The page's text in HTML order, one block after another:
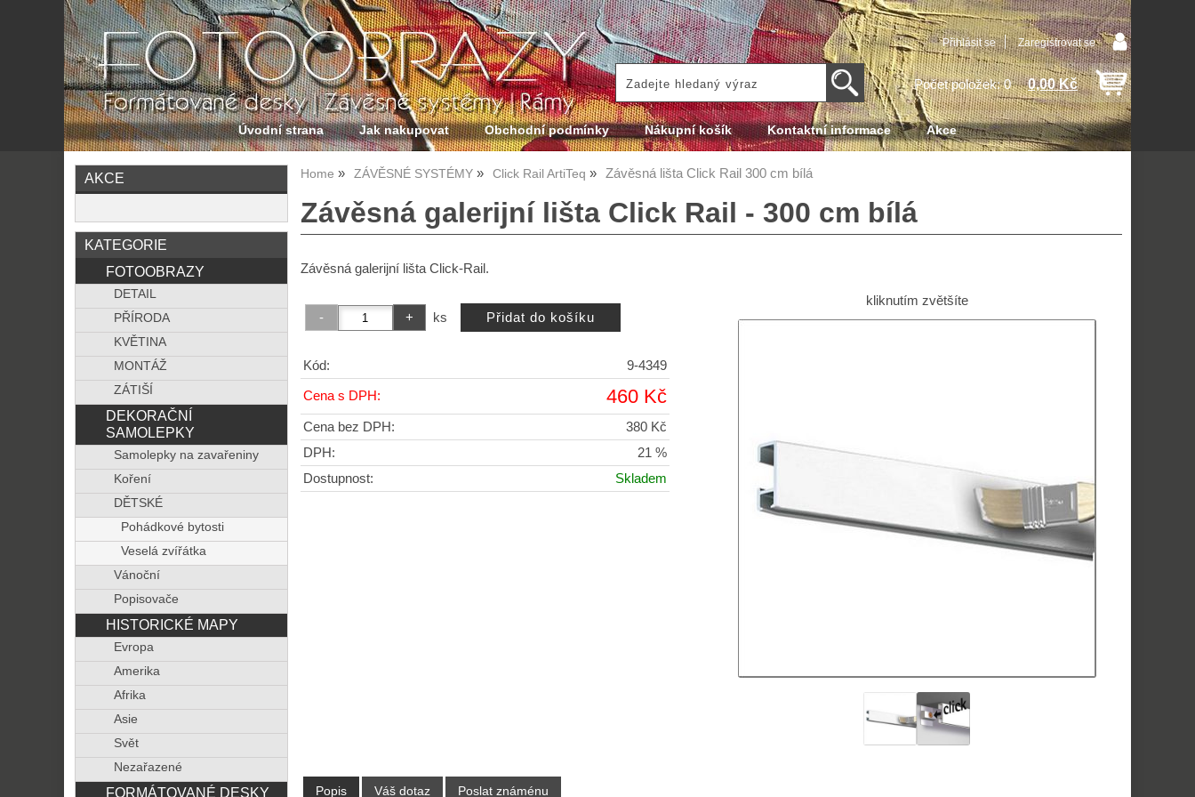
Přihlásit se Zaregistrovat se
Počet položek: 0 0,00 Kč
Úvodní strana Jak nakupovat Obchodní podmínky Nákupní košík Kontaktní informace Akce
Home ZÁVĚSNÉ SYSTÉMY Click Rail ArtiTeq Závěsná lišta Click Rail 300 cm bílá
Závěsná galerijní lišta Click Rail - 300 cm bílá
Závěsná galerijní lišta Click-Rail.
kliknutím zvětšíte
ks
Kód: 9-4349
Cena s DPH: 460 Kč
Cena bez DPH:
380 Kč
DPH:
21 %
Dostupnost:
Skladem
Popis Váš dotaz Poslat známénu
AKCE
KATEGORIE
FOTOOBRAZY
DETAIL
PŘÍRODA
KVĚTINA
MONTÁŽ
ZÁTIŠÍ
DEKORAČNÍ
SAMOLEPKY
Samolepky na zavařeniny
Koření
DĚTSKÉ
Pohádkové bytosti
Veselá zvířátka
Vánoční
Popisovače
HISTORICKÉ MAPY
Evropa
Amerika
Afrika
Asie
Svět
Nezařazené
FORMÁTOVANÉ DESKY